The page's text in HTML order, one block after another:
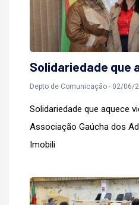
Solidariedade que
Depto de Comunicação - 02/06/
Solidariedade que aquece
Associação Gaúcha dos
Imobili